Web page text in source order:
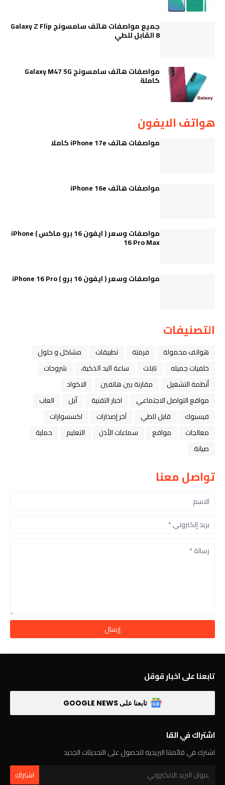
جميع مواصفات هاتف سامسونج Galaxy Z Flip
8 القابل للطي
مواصفات هاتف سامسونج Galaxy M47 5G
كاملة
هواتف الايفون
مواصفات هاتف iPhone 17e كاملا
مواصفات هاتف iPhone 16e
مواصفات وسعر ( ايفون 16 برو ماكس ) iPhone
16 Pro Max
مواصفات وسعر ( ايفون 16 برو ) iPhone 16 Pro
التصنيفات
هواتف محمولة فرمتة تطبيقات
مشاكل و حلول
خلفيات جميله
تابلت ﺳﺎﻋﺔ ﺍﻟﻴﺪ ﺍﻟﺬﻛﻴﺔ،
شروحات
أنظمة التشغيل
مقارنة بين هاتفين
الاكواد
مواقع التواصل الاجتماعي
اخبار التقنية ﺁﺑﻞ
العاب
فيسبوك
قابل للطي آخر إصدارات
اكسسوارات
معالجات
مواقع سماعات الأذن التعليم
حماية
صيانة
تواصل معنا
تابعنا على اخبار قوقل
تابعنا على GOOGLE NEWS
اشتراك في القا
اشترك في قائمتنا البريدية للحصول على التحديثات الجديد